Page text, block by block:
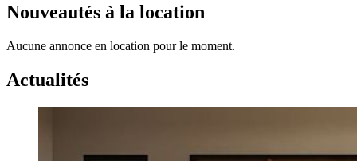
Nouveautés à la location
Aucune annonce en location pour le moment.
Actualités